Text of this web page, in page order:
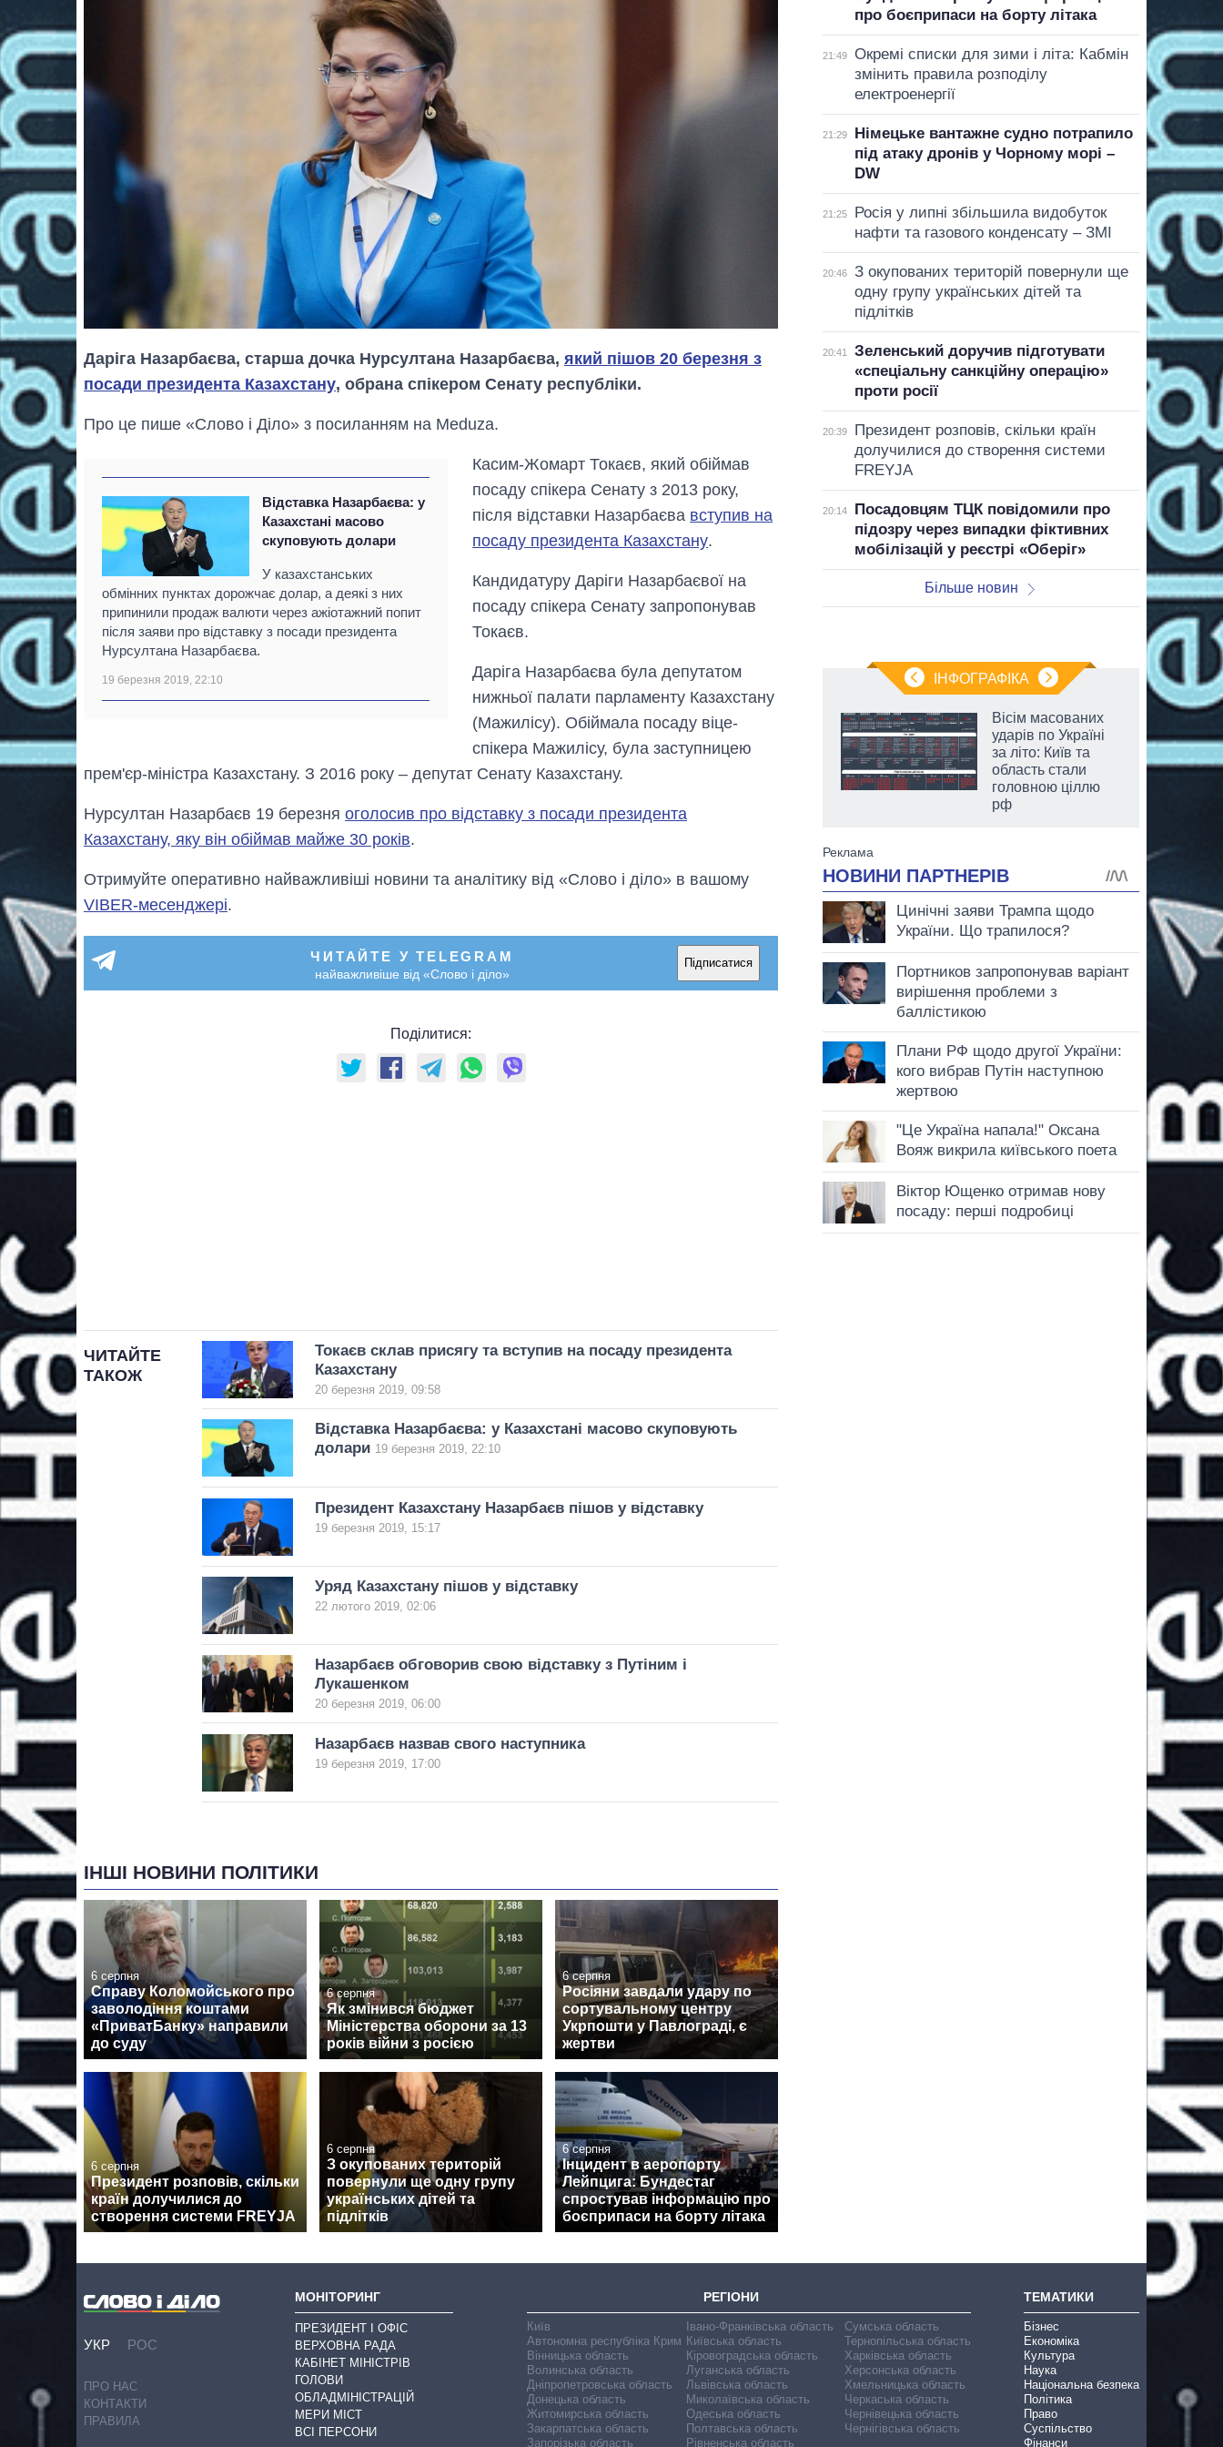
Даріга Назарбаєва, старша дочка Нурсултана Назарбаєва, який пішов 20 березня з
посади президента Казахстану, обрана спікером Сенату республіки.
Про це пише «Слово і Діло» з посиланням на Meduza.
Відставка Назарбаєва: у
Казахстані масово
скуповують долари
У казахстанських
обмінних пунктах дорожчає долар, а деякі з них
припинили продаж валюти через ажіотажний попит
після заяви про відставку з посади президента
Нурсултана Назарбаєва.
19 березня 2019, 22:10
Касим-Жомарт Токаєв, який обіймав
посаду спікера Сенату з 2013 року,
після відставки Назарбаєва вступив на
посаду президента Казахстану.
Кандидатуру Даріги Назарбаєвої на
посаду спікера Сенату запропонував
Токаєв.
Даріга Назарбаєва була депутатом
нижньої палати парламенту Казахстану
(Мажилісу). Обіймала посаду віце-
спікера Мажилісу, була заступницею
прем'єр-міністра Казахстану. З 2016 року – депутат Сенату Казахстану.
Нурсултан Назарбаєв 19 березня оголосив про відставку з посади президента
Казахстану, яку він обіймав майже 30 років.
Отримуйте оперативно найважливіші новини та аналітику від «Слово і діло» в вашому
VIBER-месенджері.
ЧИТАЙТЕ У TELEGRAM
найважливіше від «Слово і діло»
Підписатися
Поділитися:
ЧИТАЙТЕ
ТАКОЖ
Токаєв склав присягу та вступив на посаду президента
Казахстану
20 березня 2019, 09:58
Відставка Назарбаєва: у Казахстані масово скуповують
долари 19 березня 2019, 22:10
Президент Казахстану Назарбаєв пішов у відставку
19 березня 2019, 15:17
Уряд Казахстану пішов у відставку
22 лютого 2019, 02:06
Назарбаєв обговорив свою відставку з Путіним і
Лукашенком
20 березня 2019, 06:00
Назарбаєв назвав свого наступника
19 березня 2019, 17:00
ІНШІ НОВИНИ ПОЛІТИКИ
6 серпня
Справу Коломойського про
заволодіння коштами
«ПриватБанку» направили
до суду
6 серпня
Як змінився бюджет
Міністерства оборони за 13
років війни з росією
6 серпня
Росіяни завдали удару по
сортувальному центру
Укрпошти у Павлограді, є
жертви
6 серпня
Президент розповів, скільки
країн долучилися до
створення системи FREYJA
6 серпня
З окупованих територій
повернули ще одну групу
українських дітей та
підлітків
6 серпня
Інцидент в аеропорту
Лейпцига: Бундестаг
спростував інформацію про
боєприпаси на борту літака
про боєприпаси на борту літака
21:49
Окремі списки для зими і літа: Кабмін
змінить правила розподілу
електроенергії
21:29
Німецьке вантажне судно потрапило
під атаку дронів у Чорному морі –
DW
21:25
Росія у липні збільшила видобуток
нафти та газового конденсату – ЗМІ
20:46
З окупованих територій повернули ще
одну групу українських дітей та
підлітків
20:41
Зеленський доручив підготувати
«спеціальну санкційну операцію»
проти росії
20:39
Президент розповів, скільки країн
долучилися до створення системи
FREYJA
20:14
Посадовцям ТЦК повідомили про
підозру через випадки фіктивних
мобілізацій у реєстрі «Оберіг»
Більше новин
ІНФОГРАФІКА
Як зросли тарифи
на холодну воду у
містах України на
Вісім масованих
ударів по Україні
за літо: Київ та
область стали
головною ціллю
рф
УКР РОС
ПРО НАС
КОНТАКТИ
ПРАВИЛА
МОНІТОРИНГ
ПРЕЗИДЕНТ І ОФІС
ВЕРХОВНА РАДА
КАБІНЕТ МІНІСТРІВ
ГОЛОВИ
ОБЛАДМІНІСТРАЦІЙ
МЕРИ МІСТ
ВСІ ПЕРСОНИ
РЕГІОНИ
Київ
Автономна республіка Крим
Вінницька область
Волинська область
Дніпропетровська область
Донецька область
Житомирська область
Закарпатська область
Запорізька область
Івано-Франківська область
Київська область
Кіровоградська область
Луганська область
Львівська область
Миколаївська область
Одеська область
Полтавська область
Рівненська область
Сумська область
Тернопільська область
Харківська область
Херсонська область
Хмельницька область
Черкаська область
Чернівецька область
Чернігівська область
ТЕМАТИКИ
Бізнес
Економіка
Культура
Наука
Національна безпека
Політика
Право
Суспільство
Фінанси